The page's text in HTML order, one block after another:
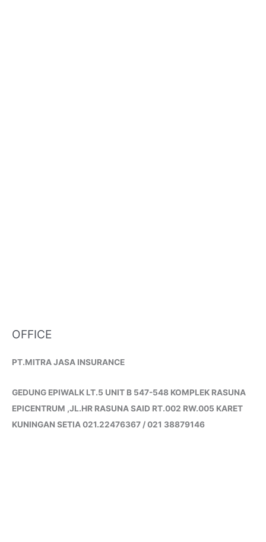
OFFICE
PT.MITRA JASA INSURANCE
GEDUNG EPIWALK LT.5 UNIT B 547-548 KOMPLEK RASUNA
EPICENTRUM ,JL.HR RASUNA SAID RT.002 RW.005 KARET
KUNINGAN SETIA 021.22476367 / 021 38879146